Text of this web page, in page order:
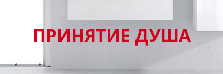
ПРИНЯТИЕ ДУША